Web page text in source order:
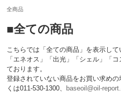
全商品
■全ての商品
こちらでは「全ての商品」を表示して
「エネオス」「出光」「シェル」「
ております。
登録されていない商品をお買い求めの
くは011-530-1300、
baseoil@oil-